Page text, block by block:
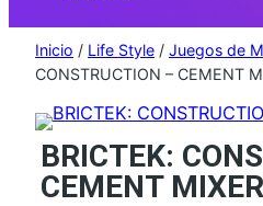
Inicio / Life Style / Juegos de
CONSTRUCTION – CEMENT
BRICTEK:
CEMENT MIXER